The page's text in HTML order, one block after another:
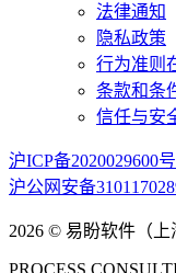
法律通知
隐私政策
行为准则
条款和条
信任与安
沪ICP备2020029600号
沪公网安备
2026 © 易盼软件（上
PROCESS